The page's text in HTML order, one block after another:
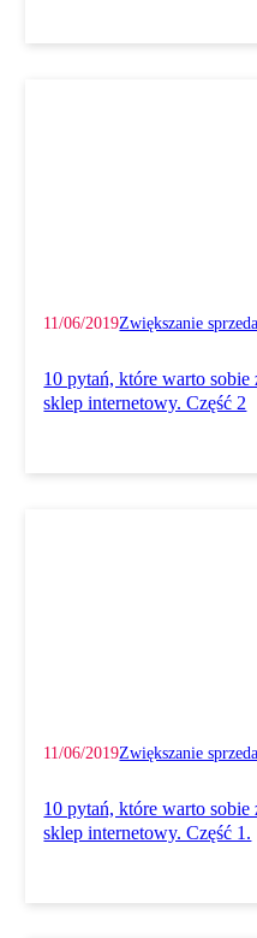
11/06/2019Zwiększanie
10 pytań, które warto sobie
sklep internetowy. Część 2
11/06/2019Zwiększanie
10 pytań, które warto sobie
sklep internetowy. Część 1.